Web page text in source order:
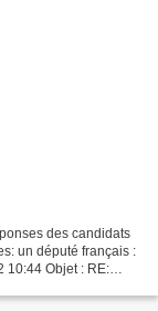
des candidats
un député français :
10:44 Objet : RE: